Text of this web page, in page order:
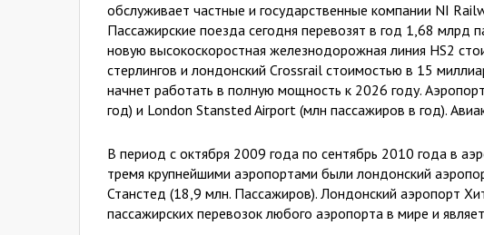
обслуживает частные и государственные компании NI
Пассажирские поезда сегодня перевозят в год 1,68 млрд
новую высокоскоростная железнодорожная линия HS2
стерлингов и лондонский Crossrail стоимостью в 15
начнет работать в полную мощность к 2026 году.
год) и London Stansted Airport (млн пассажиров в год).
В период с октября 2009 года по сентябрь 2010 года в
тремя крупнейшими аэропортами были лондонский
Станстед (18,9 млн. Пассажиров). Лондонский аэропорт
пассажирских перевозок любого аэропорта в мире и